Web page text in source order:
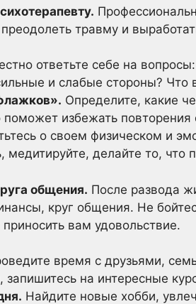
травму и
ответьте себе на
и слабые стороны?
Определите, какие
избежать
о своем физическом и
медитируйте, делайте то, что
общения. После развода
круг общения. Не
вам удовольствие.
время с друзьями,
запишитесь на интересные
Найдите новые хобби,